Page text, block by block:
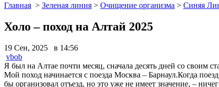
Главная > Зеленая линия > Очищение организма > Синяя
Холо – поход на Алтай 2025
19 Сен, 2025 в 14:56
vbob
Я был на Алтае почти месяц, сначала десять дней со своим
Мой поход начинается с поезда Москва – Барнаул.Когда
бы организовал отъезд, но это уже не имеет значение, –